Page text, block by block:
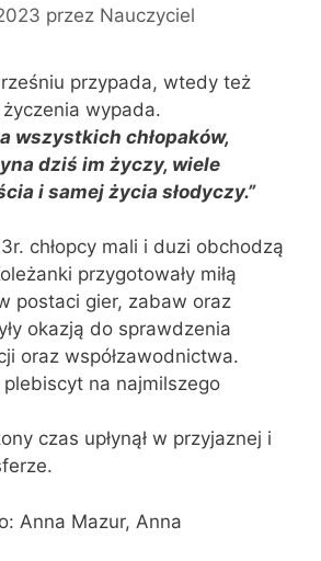
przez Nauczyciel
przypada, wtedy też
życzenia wypada.
wszystkich chłopaków,
dziś im życzy, wiele
i samej życia słodyczy.”
chłopcy mali i duzi obchodzą
przygotowały miłą
postaci gier, zabaw oraz
okazją do sprawdzenia
oraz współzawodnictwa.
na najmilszego
czas upłynął w przyjaznej i
Anna Mazur, Anna